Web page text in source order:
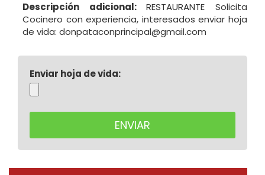
Descripción adicional:RESTAURANTE Solicita
Cocinero con experiencia, interesados enviar hoja
de vida: donpataconprincipal@gmail.com
Enviar hoja de vida: